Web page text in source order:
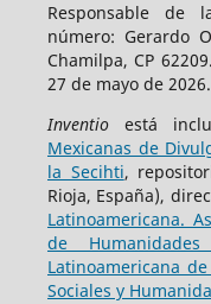
Responsable de
número: Gerardo
Chamilpa, CP
27 de mayo de 2026.
Inventioestá
Mexicanas de
la Secihti,
Rioja, España),
Latinoamericana.
de
Latinoamericana
Sociales y